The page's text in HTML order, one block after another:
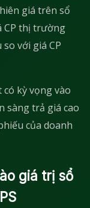
giá trên sổ
CP thị trường
với giá CP
kỳ vọng vào
sàng trả giá cao
của doanh
giá trị sổ